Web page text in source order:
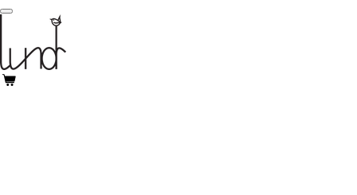
Ga
hoofdinhoud